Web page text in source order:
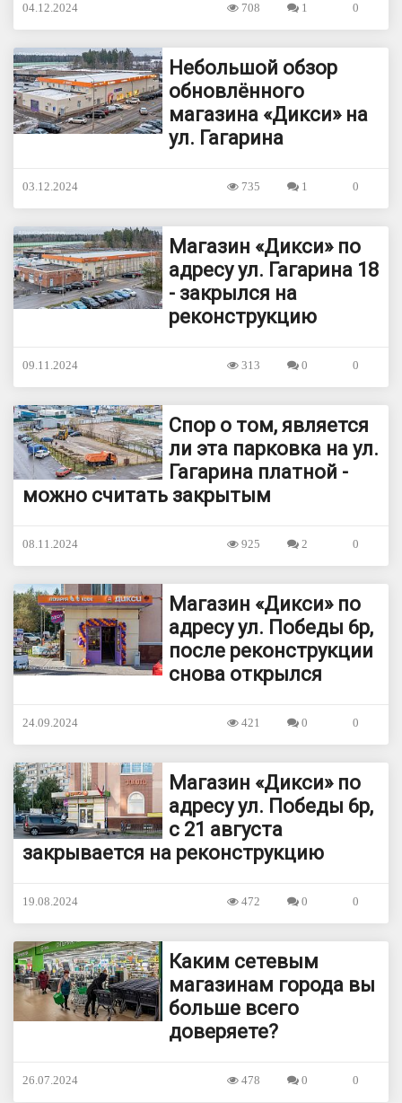
04.12.2024 0
1
708
Небольшой обзор
обновлённого
магазина «Дикси» на
ул. Гагарина
03.12.2024 0
1
735
Магазин «Дикси» по
адресу ул. Гагарина 18
- закрылся на
реконструкцию
09.11.2024 0
0
313
Спор о том, является
ли эта парковка на ул.
Гагарина платной -
можно считать закрытым
08.11.2024 0
2
925
Магазин «Дикси» по
адресу ул. Победы 6р,
после реконструкции
снова открылся
24.09.2024 0
0
421
Магазин «Дикси» по
адресу ул. Победы 6р,
с 21 августа
закрывается на реконструкцию
19.08.2024 0
0
472
Каким сетевым
магазинам города вы
больше всего
доверяете?
26.07.2024 0
0
478